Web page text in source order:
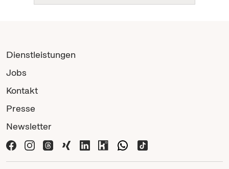
Dienstleistungen
Jobs
Kontakt
Presse
Newsletter